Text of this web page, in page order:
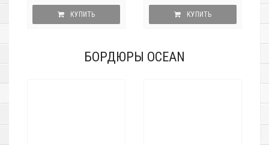
КУПИТЬ КУПИТЬ
БОРДЮРЫ OCEAN